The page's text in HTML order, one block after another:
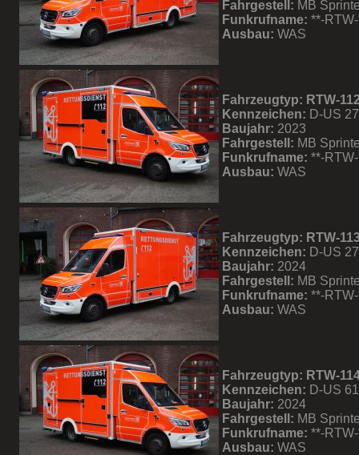
Fahrgestell: MB
Funkrufname: **-
Ausbau: WAS
Fahrzeugtyp: RTW-
Kennzeichen: D-US
Baujahr: 2023
Fahrgestell: MB
Funkrufname: **-
Ausbau: WAS
Fahrzeugtyp: RTW-
Kennzeichen: D-US
Baujahr: 2024
Fahrgestell: MB
Funkrufname: **-
Ausbau: WAS
Fahrzeugtyp: RTW-
Kennzeichen: D-US
Baujahr: 2024
Fahrgestell: MB
Funkrufname: **-
Ausbau: WAS